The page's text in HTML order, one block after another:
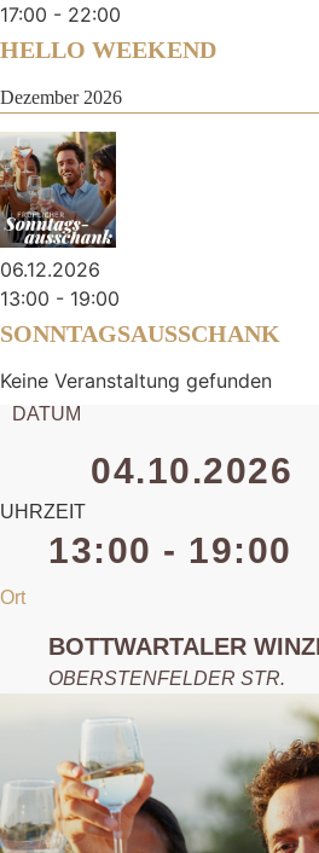
17:00 - 22:00
HELLO WEEKEND
Dezember 2026
06.12.2026
13:00 - 19:00
SONNTAGSAUSSCHANK
Keine Veranstaltung gefunden
DATUM
04.10.2026
UHRZEIT
13:00 - 19:00
Ort
BOTTWARTALER
OBERSTENFELDER STR.